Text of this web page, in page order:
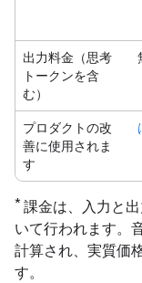
出力料金（思考
トークンを含
む）
プロダクトの改
善に使用されま
す
* 課金は、入力と
いて行われます。
計算され、実質価
す。